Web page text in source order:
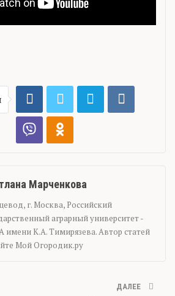
Марченкова
г. Москва, Российский
аграрный университет -
имени К.А. Тимирязева. Автор статей
Мой Огородик.ру
ДАЛЕЕ